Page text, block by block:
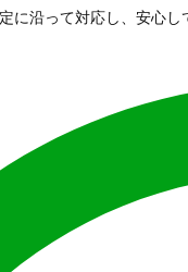
に沿って対応し、安心